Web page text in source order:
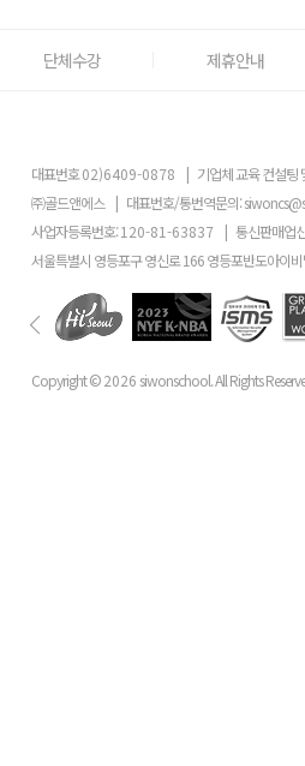
단체수강 제휴안내
대표번호02)6409-0878 | 기업체 교육 컨설팅
㈜골드앤에스 | 대표번호/통번역문의:
사업자등록번호:120-81-63837 | 통신판매업
서울특별시 영등포구 영신로 166 영등포반도아이
Copyright ©2026 siwonschool. All Rights